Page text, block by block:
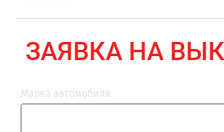
ЗАЯВКА НА
Марка автомобиля